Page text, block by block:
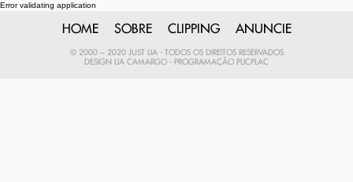
Error validating application
HOME SOBRE CLIPPING ANUNCIE
© 2000 ~ 2020 JUST LIA - TODOS OS DIREITOS RESERVADOS
DESIGN LIA CAMARGO - PROGRAMAÇÃO PLICPLAC